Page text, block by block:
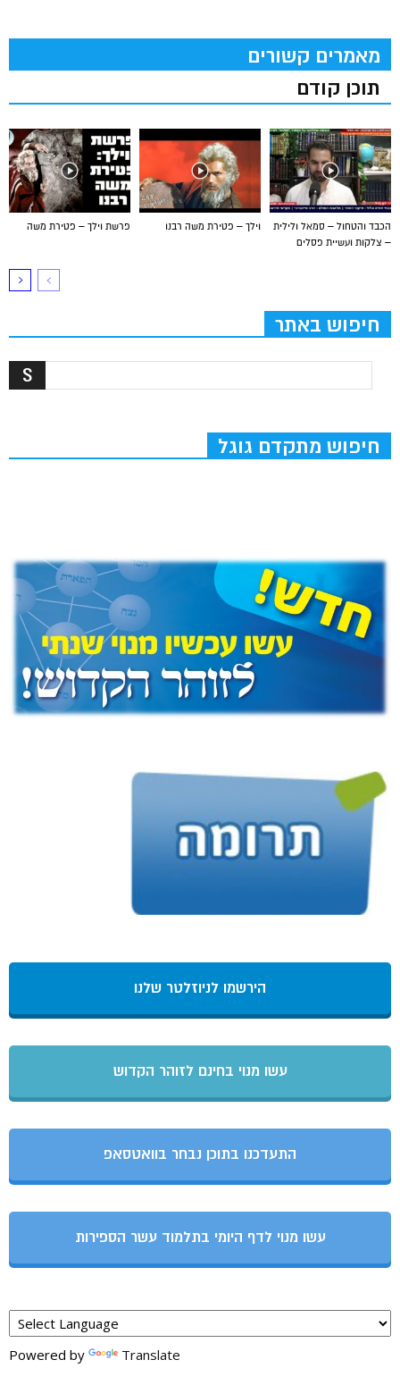
מאמרים קשורים
תוכן קודם
פרשת וילך – פטירת משה וילך – פטירת משה רבנו
הכבד והטחול – סמאל ולילית
– צלקות ועשיית פסלים
חיפוש באתר
חיפוש מתקדם גוגל
הירשמו לניוזלטר שלנו
עשו מנוי בחינם לזוהר הקדוש
התעדכנו בתוכן נבחר בוואטסאפ
עשו מנוי לדף היומי בתלמוד עשר הספירות
Powered by Translate